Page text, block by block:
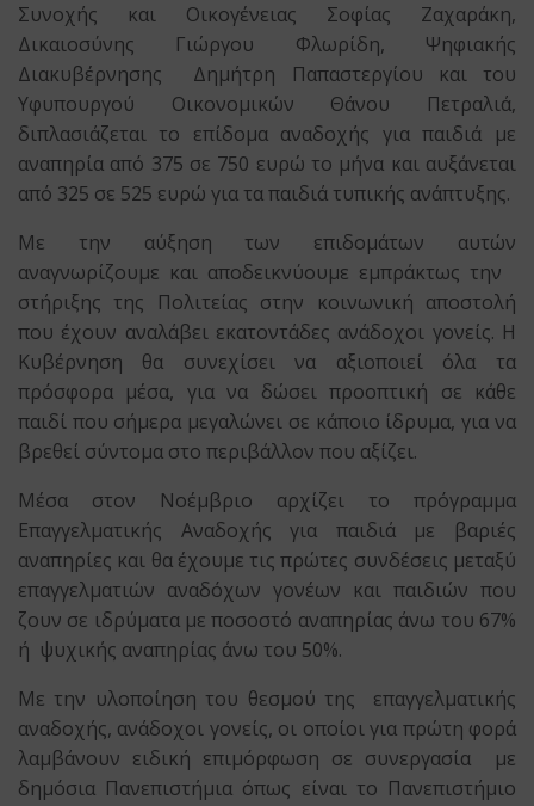
Συνοχής και Οικογένειας Σοφίας Ζαχαράκη,
Δικαιοσύνης Γιώργου Φλωρίδη, Ψηφιακής
Διακυβέρνησης Δημήτρη Παπαστεργίου και του
Υφυπουργού Οικονομικών Θάνου Πετραλιά,
διπλασιάζεται το επίδομα αναδοχής για παιδιά με
αναπηρία από 375 σε 750 ευρώ το μήνα και αυξάνεται
από 325 σε 525 ευρώ για τα παιδιά τυπικής ανάπτυξης.
Με την αύξηση των επιδομάτων αυτών
αναγνωρίζουμε και αποδεικνύουμε εμπράκτως την
στήριξης της Πολιτείας στην κοινωνική αποστολή
που έχουν αναλάβει εκατοντάδες ανάδοχοι γονείς. Η
Κυβέρνηση θα συνεχίσει να αξιοποιεί όλα τα
πρόσφορα μέσα, για να δώσει προοπτική σε κάθε
παιδί που σήμερα μεγαλώνει σε κάποιο ίδρυμα, για να
βρεθεί σύντομα στο περιβάλλον που αξίζει.
Μέσα στον Νοέμβριο αρχίζει το πρόγραμμα
Επαγγελματικής Αναδοχής για παιδιά με βαριές
αναπηρίες και θα έχουμε τις πρώτες συνδέσεις μεταξύ
επαγγελματιών αναδόχων γονέων και παιδιών που
ζουν σε ιδρύματα με ποσοστό αναπηρίας άνω του 67%
ή ψυχικής αναπηρίας άνω του 50%.
Με την υλοποίηση του θεσμού της επαγγελματικής
αναδοχής, ανάδοχοι γονείς, οι οποίοι για πρώτη φορά
λαμβάνουν ειδική επιμόρφωση σε συνεργασία με
δημόσια Πανεπιστήμια όπως είναι το Πανεπιστήμιο